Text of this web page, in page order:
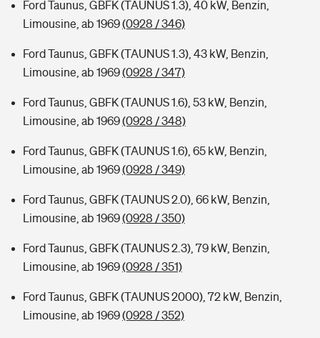
Ford Taunus, GBFK (TAUNUS 1.3), 40 kW, Benzin,
Limousine, ab 1969(0928 / 346)
Ford Taunus, GBFK (TAUNUS 1.3), 43 kW, Benzin,
Limousine, ab 1969(0928 / 347)
Ford Taunus, GBFK (TAUNUS 1.6), 53 kW, Benzin,
Limousine, ab 1969(0928 / 348)
Ford Taunus, GBFK (TAUNUS 1.6), 65 kW, Benzin,
Limousine, ab 1969(0928 / 349)
Ford Taunus, GBFK (TAUNUS 2.0), 66 kW, Benzin,
Limousine, ab 1969(0928 / 350)
Ford Taunus, GBFK (TAUNUS 2.3), 79 kW, Benzin,
Limousine, ab 1969(0928 / 351)
Ford Taunus, GBFK (TAUNUS 2000), 72 kW, Benzin,
Limousine, ab 1969(0928 / 352)